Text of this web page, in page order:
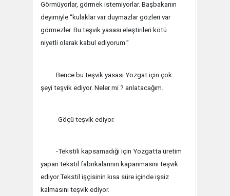
Görmüyorlar, görmek istemiyorlar. Başbakanın
deyimiyle “kulaklar var duymazlar gözleri var
görmezler. Bu teşvik yasası eleştirileri kötü
niyetli olarak kabul ediyorum.”
Bence bu teşvik yasası Yozgat için çok
şeyi teşvik ediyor. Neler mi ? anlatacağım.
-Göçü teşvik ediyor.
-Tekstili kapsamadığı için Yozgatta üretim
yapan tekstil fabrikalarının kapanmasını teşvik
ediyor.Tekstil işçisinin kısa süre içinde işsiz
kalmasını teşvik ediyor.